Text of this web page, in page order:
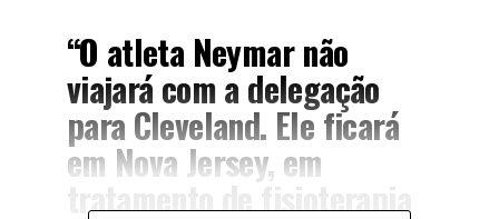
“O atleta Neymar não
viajará com a delegação
para Cleveland. Ele ficará
em Nova Jersey, em
tratamento de fisioterapia